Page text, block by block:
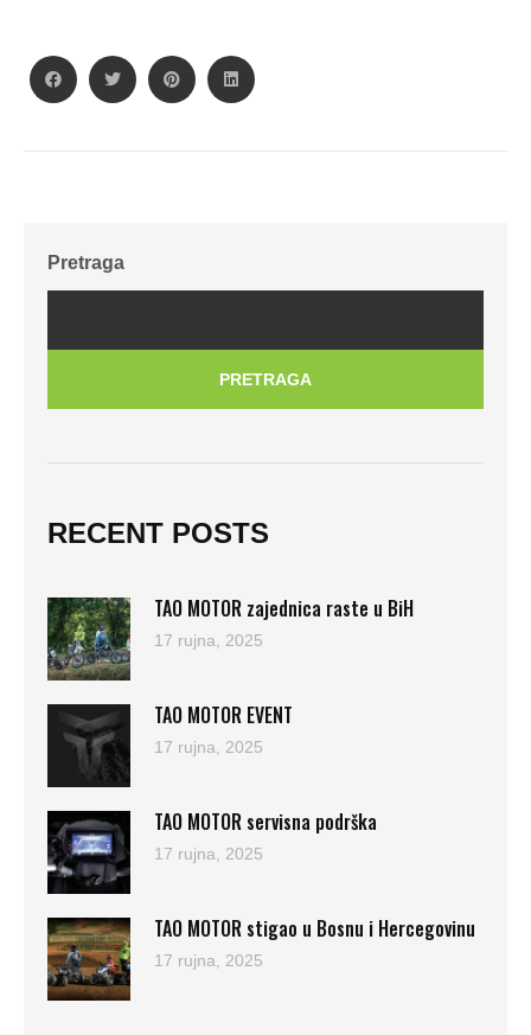
Pretraga
PRETRAGA
RECENT POSTS
TAO MOTOR zajednica raste u BiH
17 rujna, 2025
TAO MOTOR EVENT
17 rujna, 2025
TAO MOTOR servisna podrška
17 rujna, 2025
TAO MOTOR stigao u Bosnu i Hercegovinu
17 rujna, 2025